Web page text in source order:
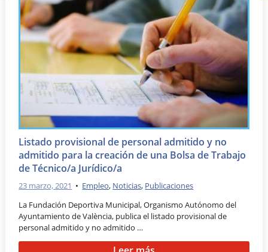
Listado provisional de personal admitido y no
admitido para la creación de una Bolsa de Trabajo
de Técnico/a Jurídico/a
23 marzo, 2021 • Empleo, Noticias, Publicaciones
La Fundación Deportiva Municipal, Organismo Autónomo del
Ayuntamiento de València, publica el listado provisional de
personal admitido y no admitido …